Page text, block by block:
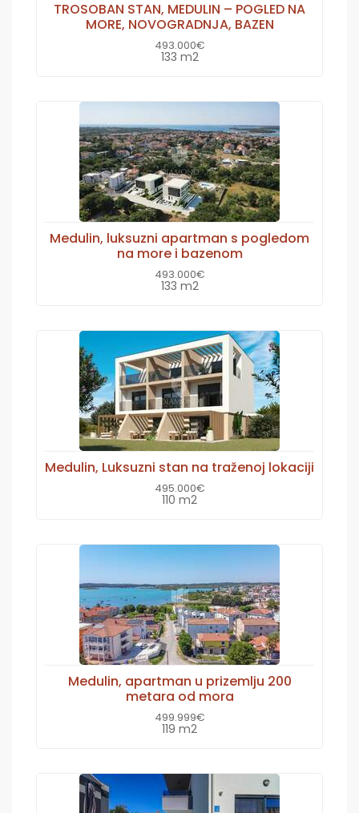
TROSOBAN STAN, MEDULIN – POGLED NA
MORE, NOVOGRADNJA, BAZEN
493.000€
133 m2
Medulin, luksuzni apartman s pogledom
na more i bazenom
493.000€
133 m2
Medulin, Luksuzni stan na traženoj lokaciji
495.000€
110 m2
Medulin, apartman u prizemlju 200
metara od mora
499.999€
119 m2